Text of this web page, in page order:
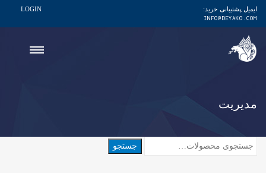
ایمیل پشتیبانی خرید:
INFO@DEYAKO.COM
LOGIN
مدیریت
جستجو